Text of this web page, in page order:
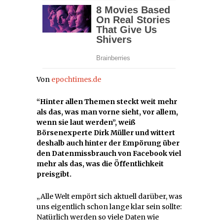
Von epochtimes.de
“Hinter allen Themen steckt weit mehr
als das, was man vorne sieht, vor allem,
wenn sie laut werden”, weiß
Börsenexperte Dirk Müller und wittert
deshalb auch hinter der Empörung über
den Datenmissbrauch von Facebook viel
mehr als das, was die Öffentlichkeit
preisgibt.
„Alle Welt empört sich aktuell darüber, was
uns eigentlich schon lange klar sein sollte:
Natürlich werden so viele Daten wie